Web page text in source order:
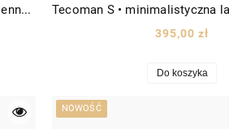
Tecoman M • minimalistyczna lampa ścienna sufitowa LED linia wys. 90cm czarna
395,00 zł
Do koszyka
NOWOŚĆ